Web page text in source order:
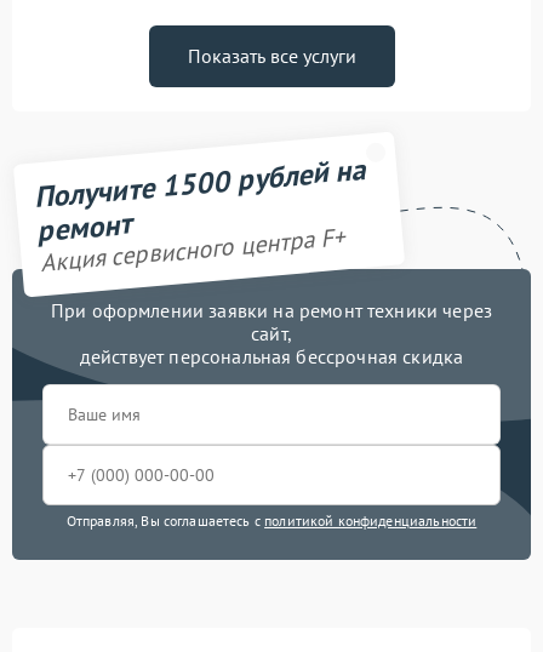
Показать все услуги
Получите 1500 рублей на
ремонт
Акция сервисного центра F+
При оформлении заявки на ремонт техники через
сайт,
действует персональная бессрочная скидка
Отправляя, Вы соглашаетесь с политикой конфиденциальности